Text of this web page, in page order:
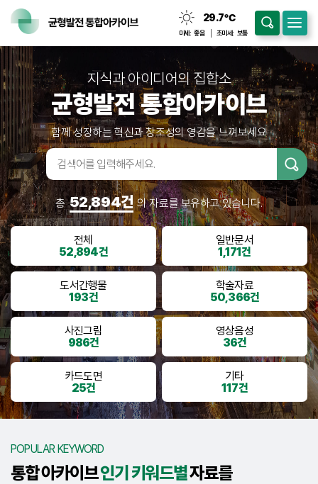
29.7℃
맑음
미세: 좋음 초미세: 보통
지식과 아이디어의 집합소
균형발전 통합아카이브
함께 성장하는 혁신과 창조성의 영감을 느껴보세요
검색어입
력
총52,894건의 자료를 보유하고 있습니다.
전체
52,894건
일반문서
1,171건
도서간행물
193건
학술자료
50,366건
사진그림
986건
영상음성
36건
카드도면
25건
기타
117건
POPULAR KEYWORD
통합 아카이브인기 키워드별자료를